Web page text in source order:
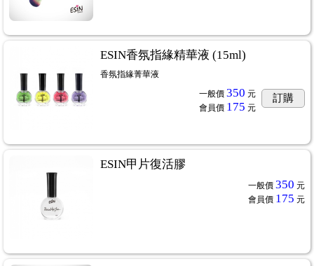
ESIN香氛指緣精華液 (15ml)
香氛指緣菁華液
一般價 350 元
會員價 175 元
訂購
ESIN甲片復活膠
一般價 350 元
會員價 175 元